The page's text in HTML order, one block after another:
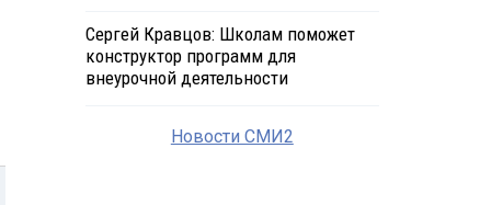
Сергей Кравцов: Школам поможет
конструктор программ для
внеурочной деятельности
Новости СМИ2